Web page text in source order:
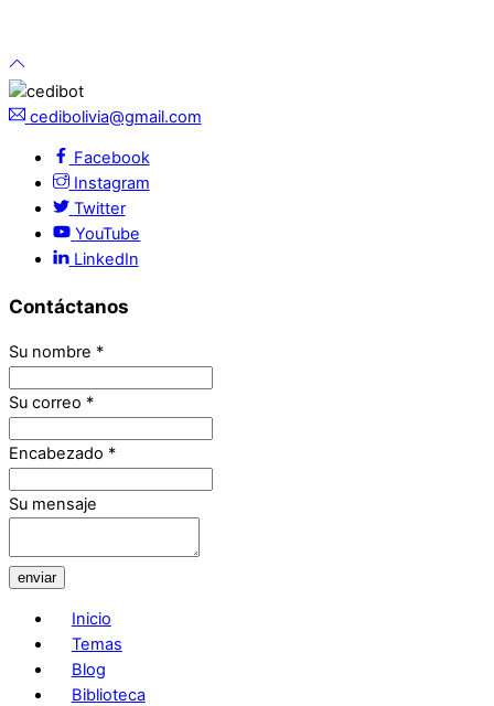
cedibolivia@gmail.com
Facebook
Instagram
Twitter
YouTube
LinkedIn
Contáctanos
Su nombre *
Su correo *
Encabezado *
Su mensaje
enviar
Inicio
Temas
Blog
Biblioteca